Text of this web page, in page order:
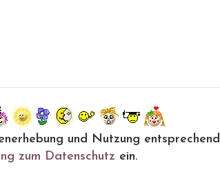
und Nutzung entsprechend
zum Datenschutz ein.